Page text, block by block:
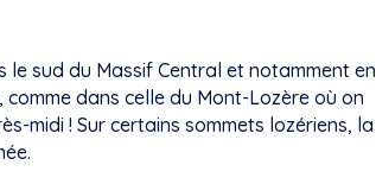
sud du Massif Central et notamment en
dans celle du Mont-Lozère où on
midi ! Sur certains sommets lozériens, la